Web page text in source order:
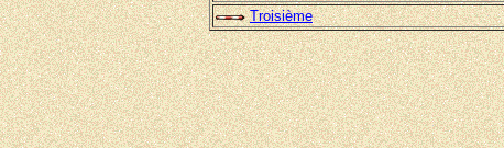
Troisième